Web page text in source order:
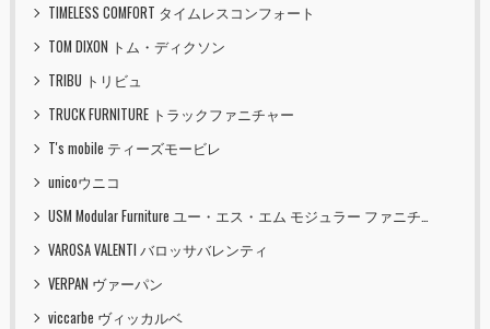
TIMELESS COMFORT タイムレスコンフォート
TOM DIXON トム・ディクソン
TRIBU トリビュ
TRUCK FURNITURE トラックファニチャー
T's mobile ティーズモービレ
unicoウニコ
USM Modular Furniture ユー・エス・エム モジュラー ファニチャー
VAROSA VALENTI バロッサバレンティ
VERPAN ヴァーパン
viccarbe ヴィッカルベ